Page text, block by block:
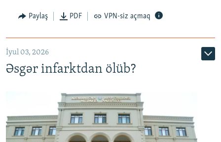
Auto 240p 360p 480p
720p 1080p
Paylaş PDF VPN-siz açmaq
İyul 03, 2026
Əsgər infarktdan ölüb?